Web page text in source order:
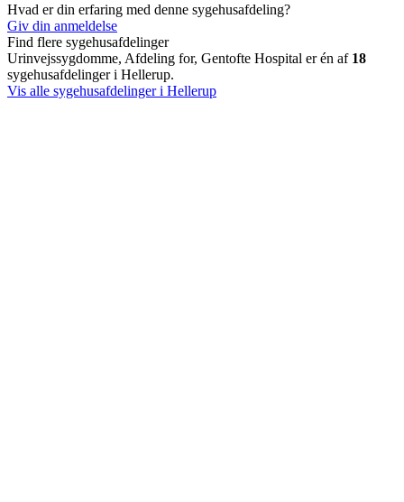
Hvad er din erfaring med denne sygehusafdeling?
Giv din anmeldelse
Find flere sygehusafdelinger
Urinvejssygdomme, Afdeling for, Gentofte Hospital er én af 18
sygehusafdelinger i Hellerup.
Vis alle sygehusafdelinger i Hellerup